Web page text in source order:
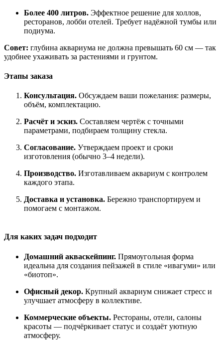
Более 400 литров. Эффектное решение для холлов,
ресторанов, лобби отелей. Требует надёжной тумбы или
подиума.
Совет: глубина аквариума не должна превышать 60 см — так
удобнее ухаживать за растениями и грунтом.
Этапы заказа
Консультация. Обсуждаем ваши пожелания: размеры,
объём, комплектацию.
Расчёт и эскиз. Составляем чертёж с точными
параметрами, подбираем толщину стекла.
Согласование. Утверждаем проект и сроки
изготовления (обычно 3–4 недели).
Производство. Изготавливаем аквариум с контролем
каждого этапа.
Доставка и установка. Бережно транспортируем и
помогаем с монтажом.
Для каких задач подходит
Домашний акваскейпинг. Прямоугольная форма
идеальна для создания пейзажей в стиле «ивагуми» или
«биотоп».
Офисный декор. Крупный аквариум снижает стресс и
улучшает атмосферу в коллективе.
Коммерческие объекты. Рестораны, отели, салоны
красоты — подчёркивает статус и создаёт уютную
атмосферу.